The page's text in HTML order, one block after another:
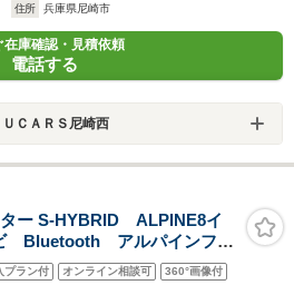
住所
兵庫県尼崎市
在庫確認・見積依頼
電話する
ＣＡＲＳ尼崎西
ー S-HYBRID ALPINE8イ
Bluetooth アルパインフリ
パワースライドドア ETC
プラン付 オンライン相談可 360°画像付